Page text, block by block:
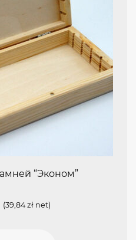
“Эконом”
(39,84złnet)